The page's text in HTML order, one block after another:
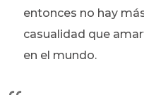
entonces no hay
casualidad que
en el mundo.